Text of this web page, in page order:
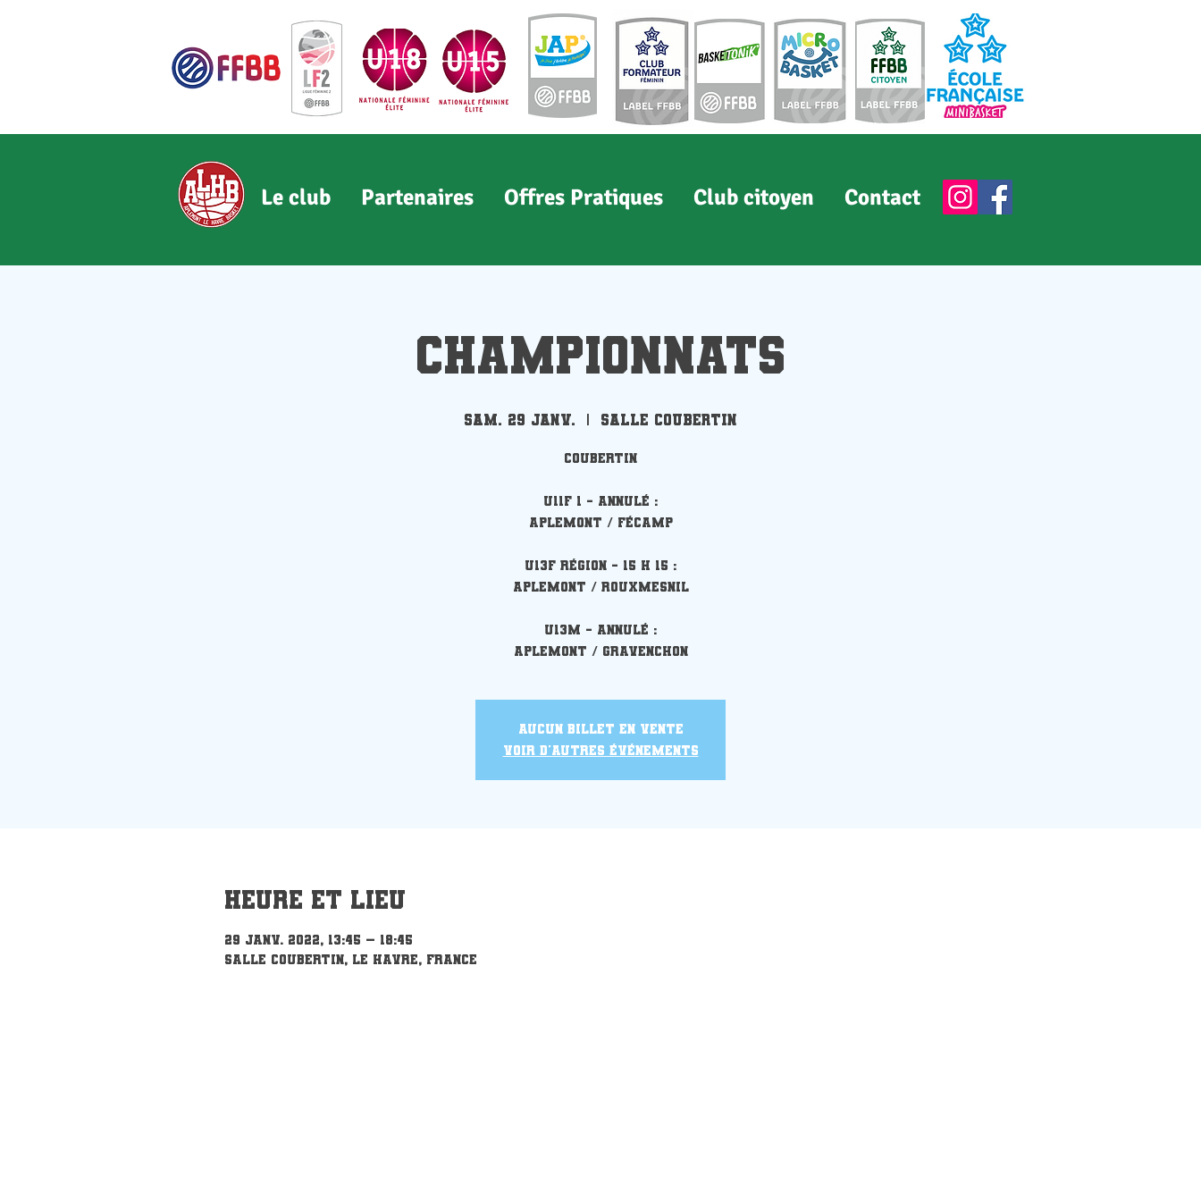
Le club Partenaires Offres Pratiques Club citoyen Contact
Championnats
sam. 29 janv. Salle Coubertin
Coubertin
U11F 1 - annulé :
Aplemont / Fécamp
U13F Région - 15 h 15 :
Aplemont / Rouxmesnil
U13M - annulé :
Aplemont / Gravenchon
Aucun billet en vente
Voir d'autres événements
Heure et lieu
29 janv. 2022, 13:45 – 18:45
Salle Coubertin, Le Havre, France